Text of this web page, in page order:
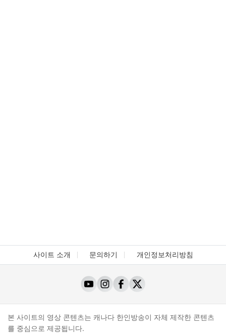
사이트 소개 문의하기 개인정보처리방침
본 사이트의 영상 콘텐츠는 캐나다 한인방송이 자체 제작한 콘텐츠
를 중심으로 제공됩니다.